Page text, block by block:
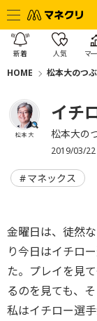
新着 人気 マ
HOME 松本大のつ
松本 大
イチ
松本大の
2019/03/22
マネックス
金曜日は、徒然
り今日はイチロ
た。プレイを見
るのを見ても、
私はイチロー選手